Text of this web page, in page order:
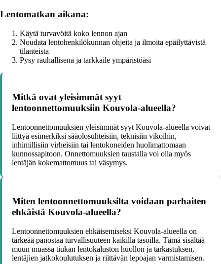
Lentomatkan aikana:
Käytä turvavöitä koko lennon ajan
Noudata lentohenkilökunnan ohjeita ja ilmoita epäilyttävistä
tilanteista
Pysy rauhallisena ja tarkkaile ympäristöäsi
Mitkä ovat yleisimmät syyt
lentoonnettomuuksiin Kouvola-alueella?
Lentoonnettomuuksien yleisimmät syyt Kouvola-alueella voivat
liittyä esimerkiksi sääolosuhteisiin, teknisiin vikoihin,
inhimillisiin virheisiin tai lentokoneiden huolimattomaan
kunnossapitoon. Onnettomuuksien taustalla voi olla myös
lentäjän kokemattomuus tai väsymys.
Miten lentoonnettomuuksilta voidaan parhaiten
ehkäistä Kouvola-alueella?
Lentoonnettomuuksien ehkäisemiseksi Kouvola-alueella on
tärkeää panostaa turvallisuuteen kaikilla tasoilla. Tämä sisältää
muun muassa tiukan lentokaluston huollon ja tarkastuksen,
lentäjien jatkokoulutuksen ja riittävän lepoajan varmistamisen.